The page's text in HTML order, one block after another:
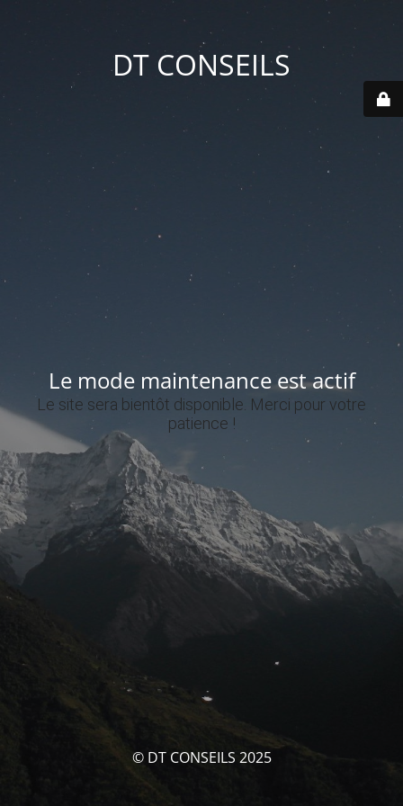
DT CONSEILS
Le mode maintenance est actif
Le site sera bientôt disponible. Merci pour votre
patience !
© DT CONSEILS 2025